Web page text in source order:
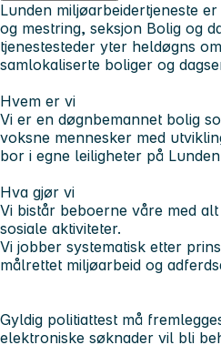
Lunden miljøarbeidertjeneste
og mestring, seksjon Bolig og
tjenestesteder yter heldøgns
samlokaliserte boliger og
Hvem er vi
Vi er en døgnbemannet bolig
voksne mennesker med
bor i egne leiligheter på
Hva gjør vi
Vi bistår beboerne våre med
sosiale aktiviteter.
Vi jobber systematisk etter
målrettet miljøarbeid og
Gyldig politiattest må
elektroniske søknader vil bli